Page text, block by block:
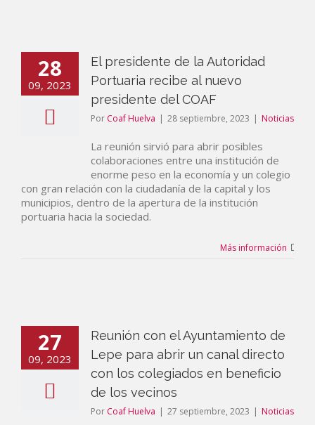
28
09, 2023
El presidente de la Autoridad
Portuaria recibe al nuevo
presidente del COAF
Por Coaf Huelva | 28 septiembre, 2023 | Noticias
La reunión sirvió para abrir posibles
colaboraciones entre una institución de
enorme peso en la economía y un colegio
con gran relación con la ciudadanía de la capital y los
municipios, dentro de la apertura de la institución
portuaria hacia la sociedad.
Más información
27
09, 2023
Reunión con el Ayuntamiento de
Lepe para abrir un canal directo
con los colegiados en beneficio
de los vecinos
Por Coaf Huelva | 27 septiembre, 2023 | Noticias